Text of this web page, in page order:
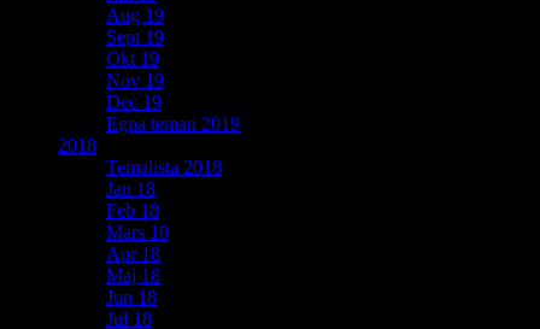
Aug 19
Sept 19
Okt 19
Nov 19
Dec 19
Egna teman 2019
2018
Temalista 2018
Jan 18
Feb 18
Mars 18
Apr 18
Maj 18
Jun 18
Jul 18